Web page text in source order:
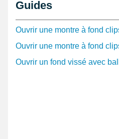
automatique ou même
désigner des indications
mouvements de
du mouvement que
Guides
Ouvrir une montre à fond
Ouvrir une montre à fond
Ouvrir un fond vissé avec